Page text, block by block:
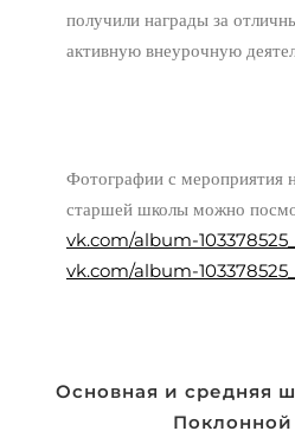
получили награды за
активную внеурочную
Фотографии с мероприятия
старшей школы можно
vk.com/album-
vk.com/album-
Навигация
Основная и средняя
Поклонной